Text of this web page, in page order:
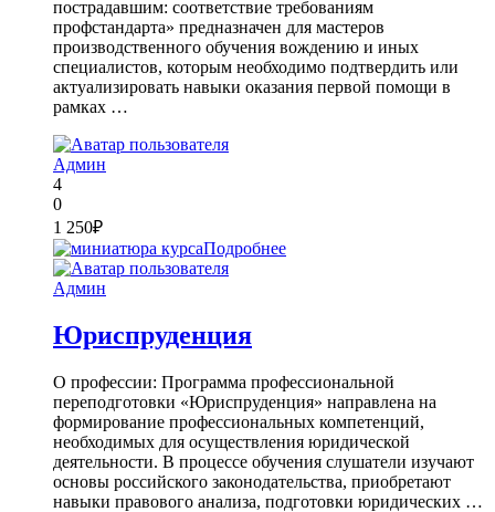
пострадавшим: соответствие требованиям
профстандарта» предназначен для мастеров
производственного обучения вождению и иных
специалистов, которым необходимо подтвердить или
актуализировать навыки оказания первой помощи в
рамках …
Админ
4
0
1 250₽
Подробнее
Админ
Юриспруденция
О профессии: Программа профессиональной
переподготовки «Юриспруденция» направлена на
формирование профессиональных компетенций,
необходимых для осуществления юридической
деятельности. В процессе обучения слушатели изучают
основы российского законодательства, приобретают
навыки правового анализа, подготовки юридических …